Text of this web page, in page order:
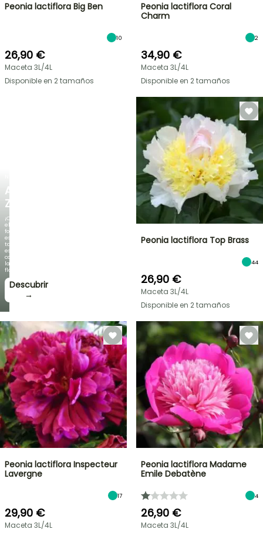
AGAPANTHUS
ZAMBEZI
¡Cuando
el
follaje
es
tan
espectacular
como
la
floración!
Descubrir
→
Peonia lactiflora Big Ben
10
26,90 €
Maceta 3L/4L
Disponible en 2 tamaños
Peonia lactiflora Coral
Charm
2
34,90 €
Maceta 3L/4L
Disponible en 2 tamaños
Peonia lactiflora Top Brass
44
26,90 €
Maceta 3L/4L
Disponible en 2 tamaños
Peonia lactiflora Inspecteur
Lavergne
17
29,90 €
Maceta 3L/4L
Peonia lactiflora Madame
Emile Debatène
4
26,90 €
Maceta 3L/4L